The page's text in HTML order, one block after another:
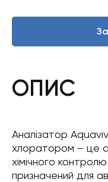
ОПИС
Аналізатор
хлоратором – це
хімічного
призначений для